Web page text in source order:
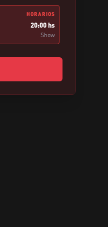
HORARIOS
20:00 hs
Show